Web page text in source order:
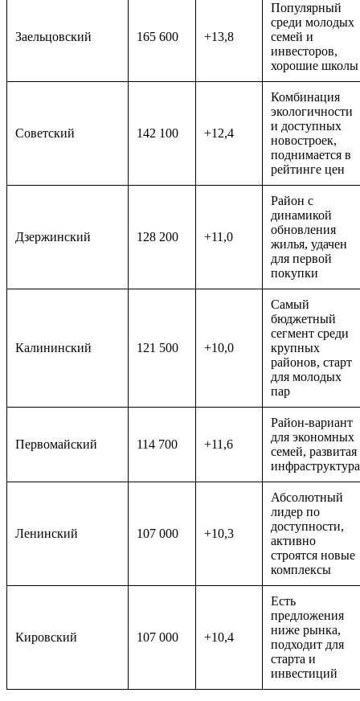
Заельцовский 165 600 +13,8
Популярный
среди молодых
семей и
инвесторов,
хорошие школы
Советский 142 100 +12,4
Комбинация
экологичности
и доступных
новостроек,
поднимается в
рейтинге цен
Дзержинский 128 200 +11,0
Район с
динамикой
обновления
жилья, удачен
для первой
покупки
Калининский 121 500 +10,0
Самый
бюджетный
сегмент среди
крупных
районов, старт
для молодых
пар
Первомайский 114 700 +11,6
Район-вариант
для экономных
семей, развитая
инфраструктура
Ленинский 107 000 +10,3
Абсолютный
лидер по
доступности,
активно
строятся новые
комплексы
Кировский 107 000 +10,4
Есть
предложения
ниже рынка,
подходит для
старта и
инвестиций